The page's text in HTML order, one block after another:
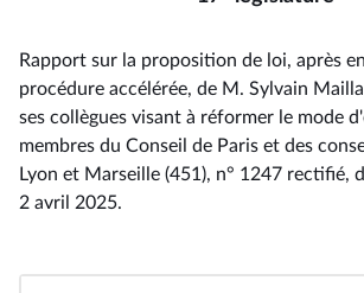
Rapport sur la proposition de loi, après
procédure accélérée, de M. Sylvain
ses collègues visant à réformer le mode
membres du Conseil de Paris et des
Lyon et Marseille (451), n° 1247 rectifié,
2 avril 2025.